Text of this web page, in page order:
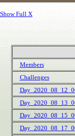
Show Full X
Members
Challenges